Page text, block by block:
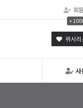
회
+
위시리
사